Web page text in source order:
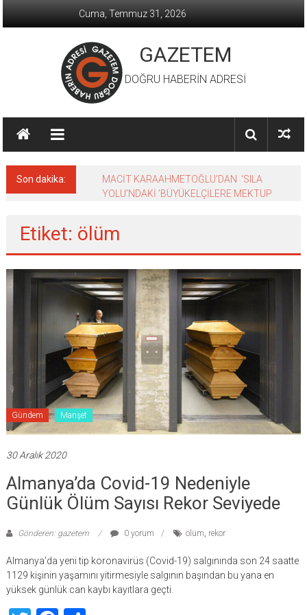
Cuma, Temmuz 31, 2026
GAZETEM
DOĞRU HABERİN ADRESİ
Son dakika:
MACİT KARAAHMETOĞLU’DAN ‘SILA
YOLU’NDAKİ ’BÜYÜKELÇİLERE MEKTUP
Etiket: ölüm
Gündem Manşet
30 Aralık 2020
Almanya’da Covid-19 Nedeniyle
Günlük Ölüm Sayısı Rekor Seviyede
Gönderen: gazetem 0 yorum ölüm, rekor
Almanya’da yeni tip koronavirüs (Covid-19) salgınında son 24 saatte
1129 kişinin yaşamını yitirmesiyle salgının başından bu yana en
yüksek günlük can kaybı kayıtlara geçti.